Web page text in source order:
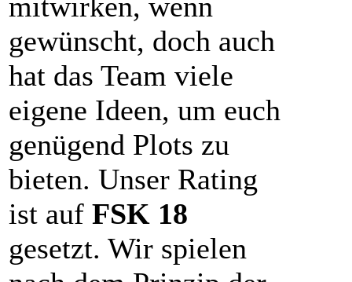
gewünscht, doch auch
hat das Team viele
eigene Ideen, um euch
genügend Plots zu
bieten. Unser Rating
ist auf FSK 18
gesetzt. Wir spielen